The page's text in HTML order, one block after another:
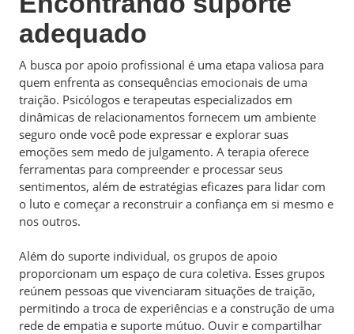
adequado
A busca por apoio profissional é uma etapa valiosa para
quem enfrenta as consequências emocionais de uma
traição. Psicólogos e terapeutas especializados em
dinâmicas de relacionamentos fornecem um ambiente
seguro onde você pode expressar e explorar suas
emoções sem medo de julgamento. A terapia oferece
ferramentas para compreender e processar seus
sentimentos, além de estratégias eficazes para lidar com
o luto e começar a reconstruir a confiança em si mesmo e
nos outros.
Além do suporte individual, os grupos de apoio
proporcionam um espaço de cura coletiva. Esses grupos
reúnem pessoas que vivenciaram situações de traição,
permitindo a troca de experiências e a construção de uma
rede de empatia e suporte mútuo. Ouvir e compartilhar